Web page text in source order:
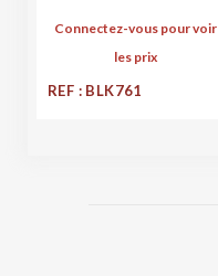
Connectez-vous pour voir
les prix
REF : BLK761